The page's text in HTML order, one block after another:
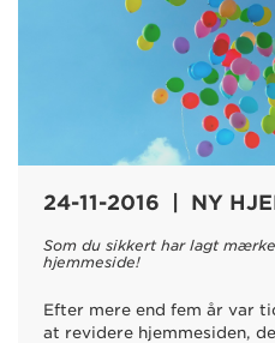
24-11-2016 | NY
Som du sikkert har lagt
hjemmeside!
Efter mere end fem år var
at revidere hjemmesiden,